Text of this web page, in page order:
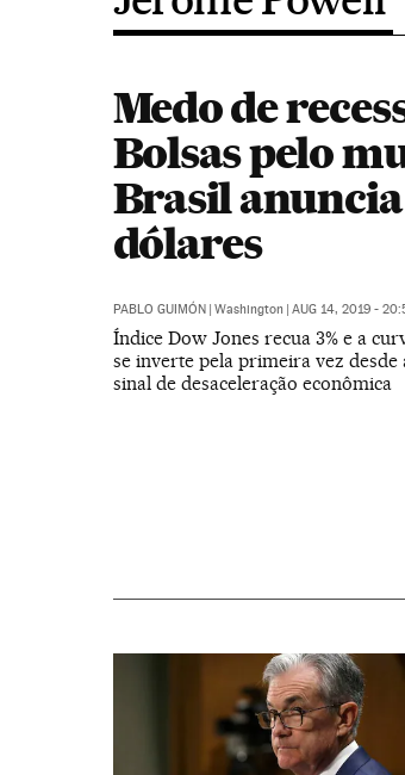
Medo de
Bolsas pelo
Brasil anuncia
dólares
PABLO GUIMÓN | Washington | AUG 14, 2019 -
Índice Dow Jones recua 3% e a
se inverte pela primeira vez
sinal de desaceleração econômica